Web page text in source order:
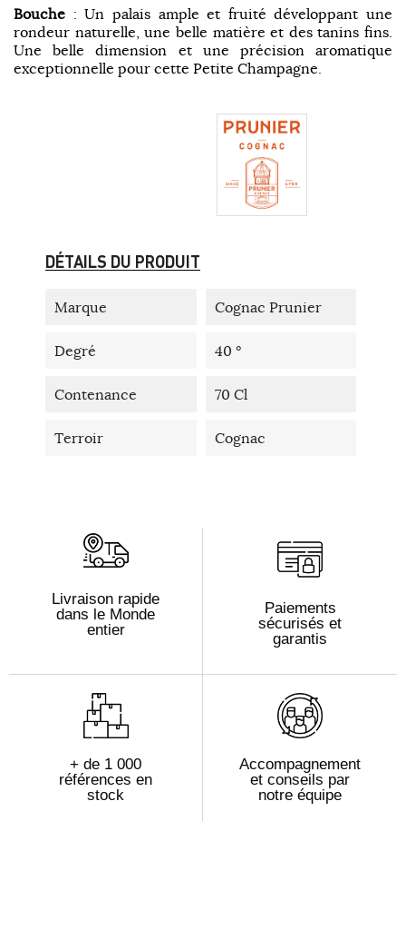
Bouche : Un palais ample et fruité développant une
rondeur naturelle, une belle matière et des tanins fins.
Une belle dimension et une précision aromatique
exceptionnelle pour cette Petite Champagne.
DÉTAILS DU PRODUIT
Marque Cognac Prunier
Degré 40 °
Contenance 70 Cl
Terroir Cognac
Livraison rapide
dans le Monde
entier
Paiements
sécurisés et
garantis
+ de 1 000
références en
stock
Accompagnement
et conseils par
notre équipe